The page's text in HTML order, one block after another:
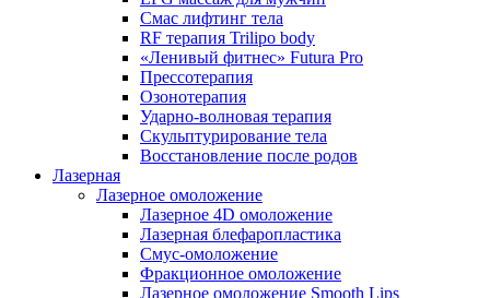
Смас лифтинг тела
RF терапия Trilipo body
«Ленивый фитнес» Futura Pro
Прессотерапия
Озонотерапия
Ударно-волновая терапия
Скульптурирование тела
Восстановление после родов
Лазерная
Лазерное омоложение
Лазерное 4D омоложение
Лазерная блефаропластика
Смус-омоложение
Фракционное омоложение
Лазерное омоложение Smooth Lips